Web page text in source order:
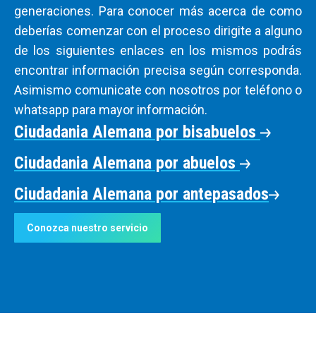
generaciones. Para conocer más acerca de como
deberías comenzar con el proceso dirigite a alguno
de los siguientes enlaces en los mismos podrás
encontrar información precisa según corresponda.
Asimismo comunicate con nosotros por teléfono o
whatsapp para mayor información.
Ciudadania Alemana por bisabuelos
Ciudadania Alemana por abuelos
Ciudadania Alemana por antepasados
Conozca nuestro servicio